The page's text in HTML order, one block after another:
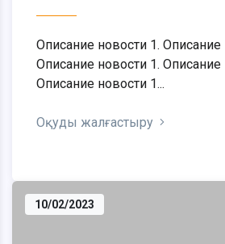
Описание новости 1. Описание
Описание новости 1. Описание
Описание новости 1...
Оқуды жалғастыру
10/02/2023